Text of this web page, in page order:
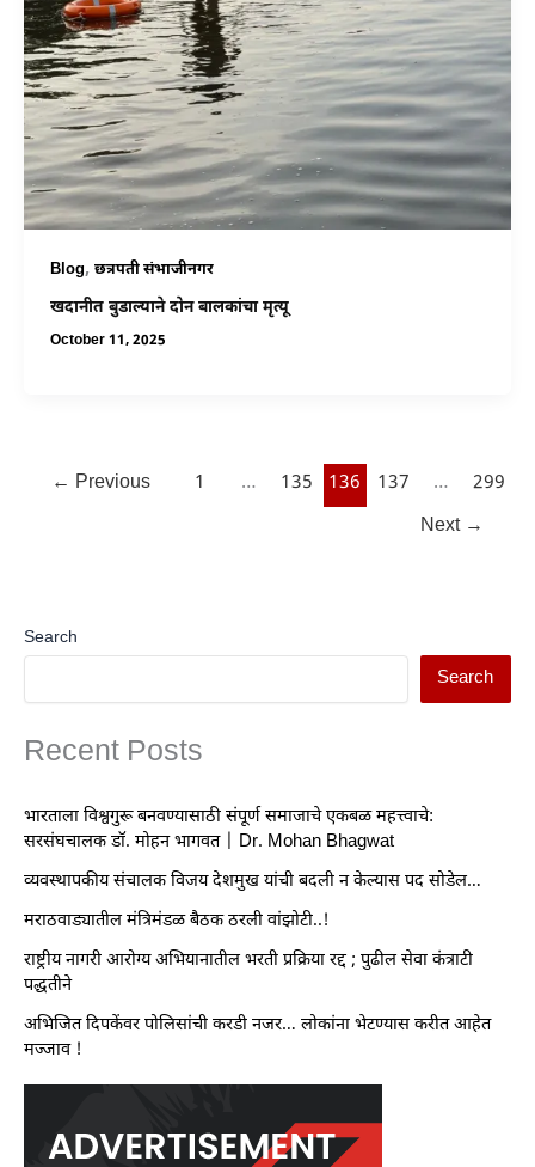
Blog, छत्रपती संभाजीनगर
खदानीत बुडाल्याने दोन बालकांचा मृत्यू
October 11, 2025
← Previous 1 … 135 136 137 …
299
Next →
Search
Search
Recent Posts
भारताला विश्वगुरू बनवण्यासाठी संपूर्ण समाजाचे एकबळ महत्त्वाचे:
सरसंघचालक डॉ. मोहन भागवत | Dr. Mohan Bhagwat
व्यवस्थापकीय संचालक विजय देशमुख यांची बदली न केल्यास पद सोडेल…
मराठवाड्यातील मंत्रिमंडळ बैठक ठरली वांझोटी..!
राष्ट्रीय नागरी आरोग्य अभियानातील भरती प्रक्रिया रद्द ; पुढील सेवा कंत्राटी
पद्धतीने
अभिजित दिपकेंवर पोलिसांची करडी नजर… लोकांना भेटण्यास करीत आहेत
मज्जाव !